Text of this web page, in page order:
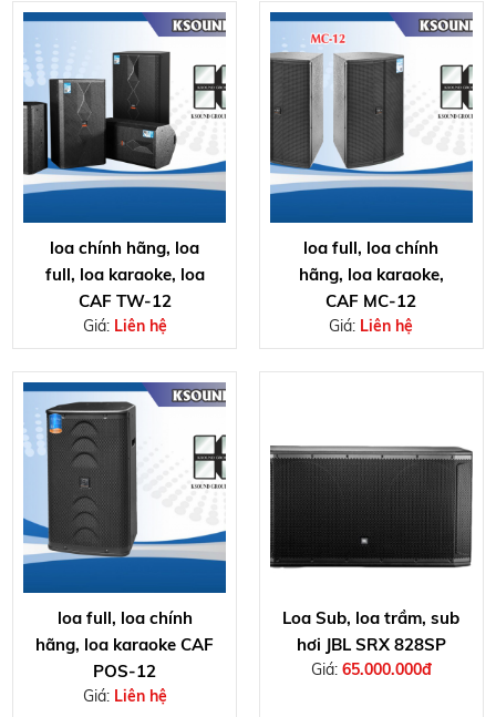
loa chính hãng, loa
full, loa karaoke, loa
CAF TW-12
Giá: Liên hệ
loa full, loa chính
hãng, loa karaoke,
CAF MC-12
Giá: Liên hệ
loa full, loa chính
hãng, loa karaoke CAF
POS-12
Giá: Liên hệ
Loa Sub, loa trầm, sub
hơi JBL SRX 828SP
Giá: 65.000.000đ